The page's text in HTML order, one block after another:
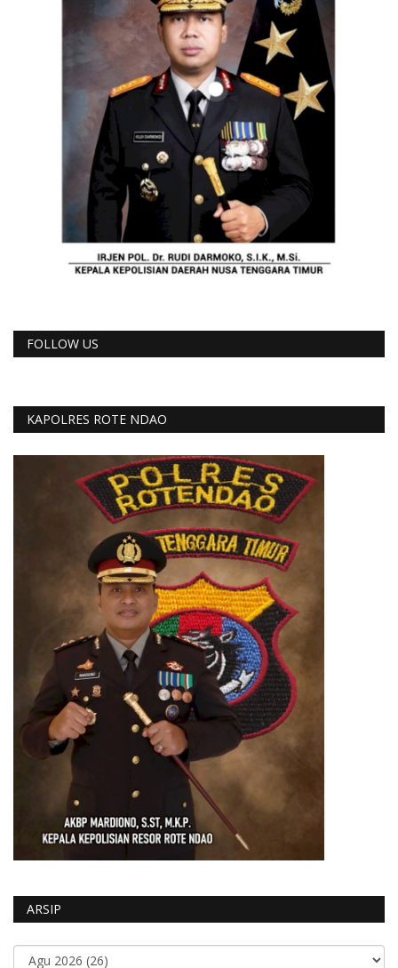
FOLLOW US
KAPOLRES ROTE NDAO
ARSIP